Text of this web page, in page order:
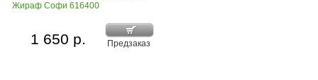
Жираф Софи 616400
Предзаказ
1 650 р.